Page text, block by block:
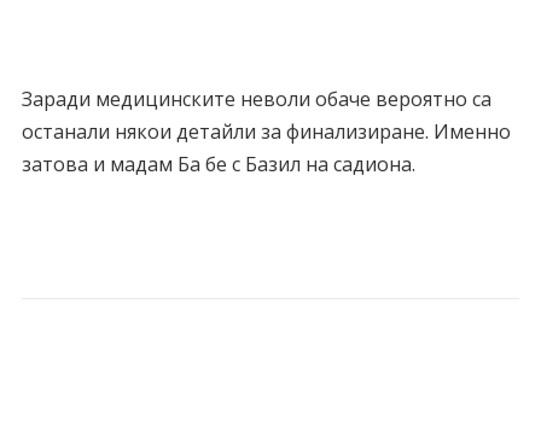
Заради медицинските неволи обаче вероятно са
останали някои детайли за финализиране. Именно
затова и мадам Ба бе с Базил на садиона.